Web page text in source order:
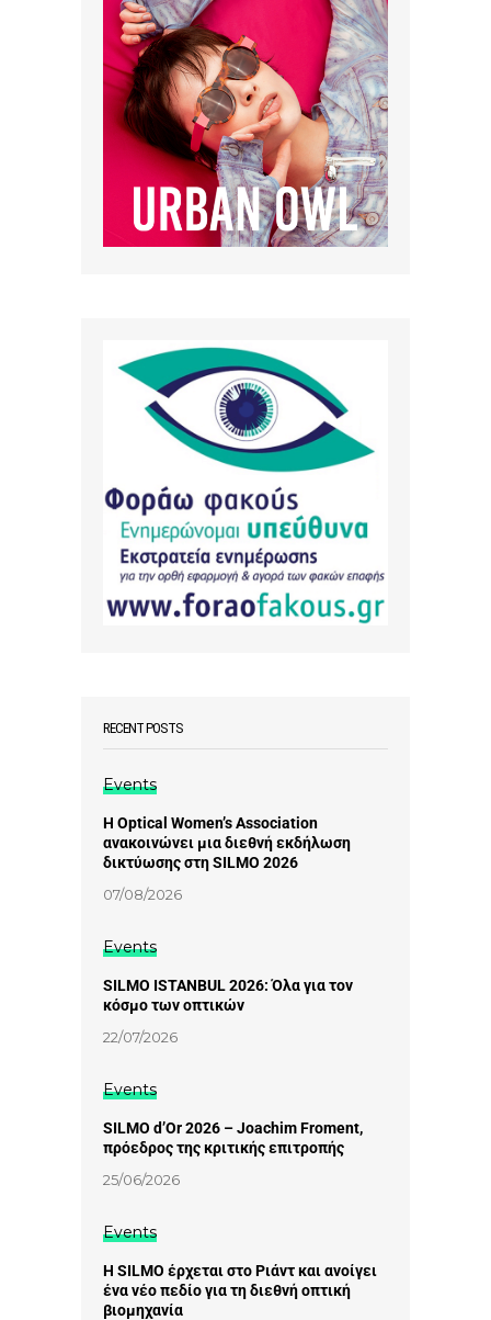
RECENT POSTS
Events
Η Optical Women’s Association
ανακοινώνει μια διεθνή εκδήλωση
δικτύωσης στη SILMO 2026
07/08/2026
Events
SILMO ISTANBUL 2026: Όλα για τον
κόσμο των οπτικών
22/07/2026
Events
SILMO d’Or 2026 – Joachim Froment,
πρόεδρος της κριτικής επιτροπής
25/06/2026
Events
Η SILMO έρχεται στο Ριάντ και ανοίγει
ένα νέο πεδίο για τη διεθνή οπτική
βιομηχανία